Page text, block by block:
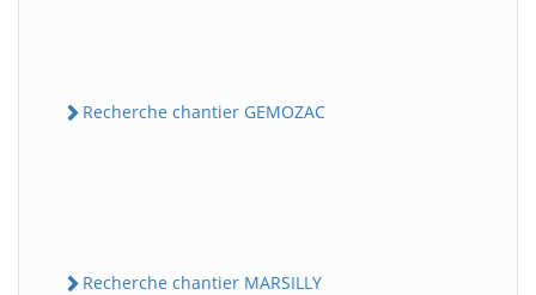
Recherche chantier GEMOZAC
Recherche chantier MARSILLY